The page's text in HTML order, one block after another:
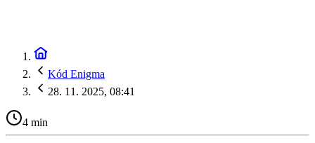
Kód Enigma
28. 11. 2025, 08:41
4 min